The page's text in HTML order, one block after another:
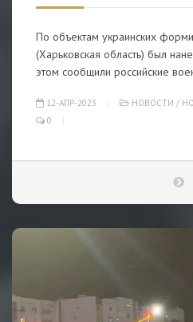
По объектам украинских
(Харьковская область) был
этом сообщили российские
12-АПР-2023 НОВОСТИ /
0